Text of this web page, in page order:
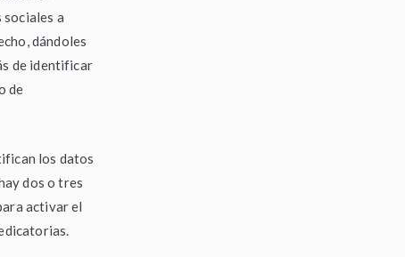
a
dándoles
de identificar
de
los datos
dos o tres
activar el